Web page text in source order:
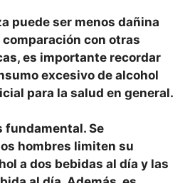
puede ser menos dañina
comparación con otras
es importante recordar
excesivo de alcohol
para la salud en general.
fundamental. Se
hombres limiten su
a dos bebidas al día y las